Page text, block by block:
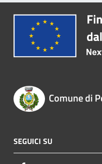
Comune di
SEGUICI SU